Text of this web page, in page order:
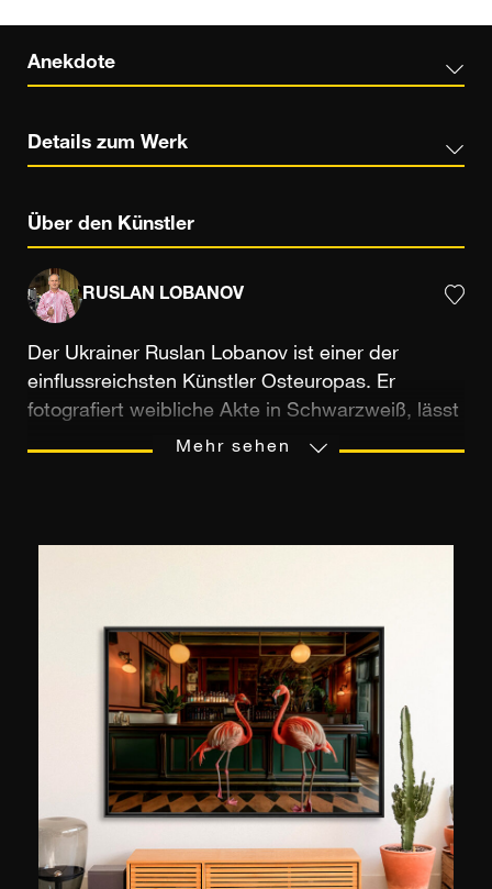
Anekdote
Details zum Werk
Über den Künstler
RUSLAN LOBANOV
Der Ukrainer Ruslan Lobanov ist einer der
einflussreichsten Künstler Osteuropas. Er
fotografiert weibliche Akte in Schwarzweiß, lässt
sich von Kino und Mode inspirieren und
der Kosmetikgruppe L'Oréal eingebracht hat.
Mehr sehen